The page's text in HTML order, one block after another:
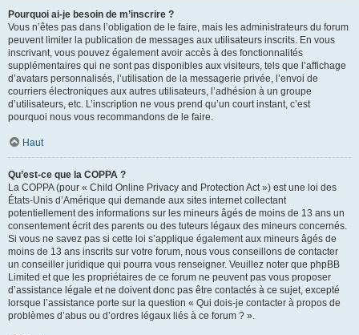
Pourquoi ai-je besoin de m’inscrire ?
Vous n’êtes pas dans l’obligation de le faire, mais les administrateurs du forum
peuvent limiter la publication de messages aux utilisateurs inscrits. En vous
inscrivant, vous pouvez également avoir accès à des fonctionnalités
supplémentaires qui ne sont pas disponibles aux visiteurs, tels que l’affichage
d’avatars personnalisés, l’utilisation de la messagerie privée, l’envoi de
courriers électroniques aux autres utilisateurs, l’adhésion à un groupe
d’utilisateurs, etc. L’inscription ne vous prend qu’un court instant, c’est
pourquoi nous vous recommandons de le faire.
Haut
Qu’est-ce que la COPPA ?
La COPPA (pour « Child Online Privacy and Protection Act ») est une loi des
États-Unis d’Amérique qui demande aux sites internet collectant
potentiellement des informations sur les mineurs âgés de moins de 13 ans un
consentement écrit des parents ou des tuteurs légaux des mineurs concernés.
Si vous ne savez pas si cette loi s’applique également aux mineurs âgés de
moins de 13 ans inscrits sur votre forum, nous vous conseillons de contacter
un conseiller juridique qui pourra vous renseigner. Veuillez noter que phpBB
Limited et que les propriétaires de ce forum ne peuvent pas vous proposer
d’assistance légale et ne doivent donc pas être contactés à ce sujet, excepté
lorsque l’assistance porte sur la question « Qui dois-je contacter à propos de
problèmes d’abus ou d’ordres légaux liés à ce forum ? ».